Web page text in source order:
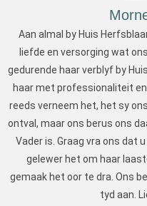
Aan almal by Huis
liefde en versorging wat
gedurende haar verblyf by
haar met professionaliteit
reeds verneem het, het sy
ontval, maar ons berus ons
Vader is. Graag vra ons dat
gelewer het om haar
gemaak het oor te dra. Ons
tyd aan.